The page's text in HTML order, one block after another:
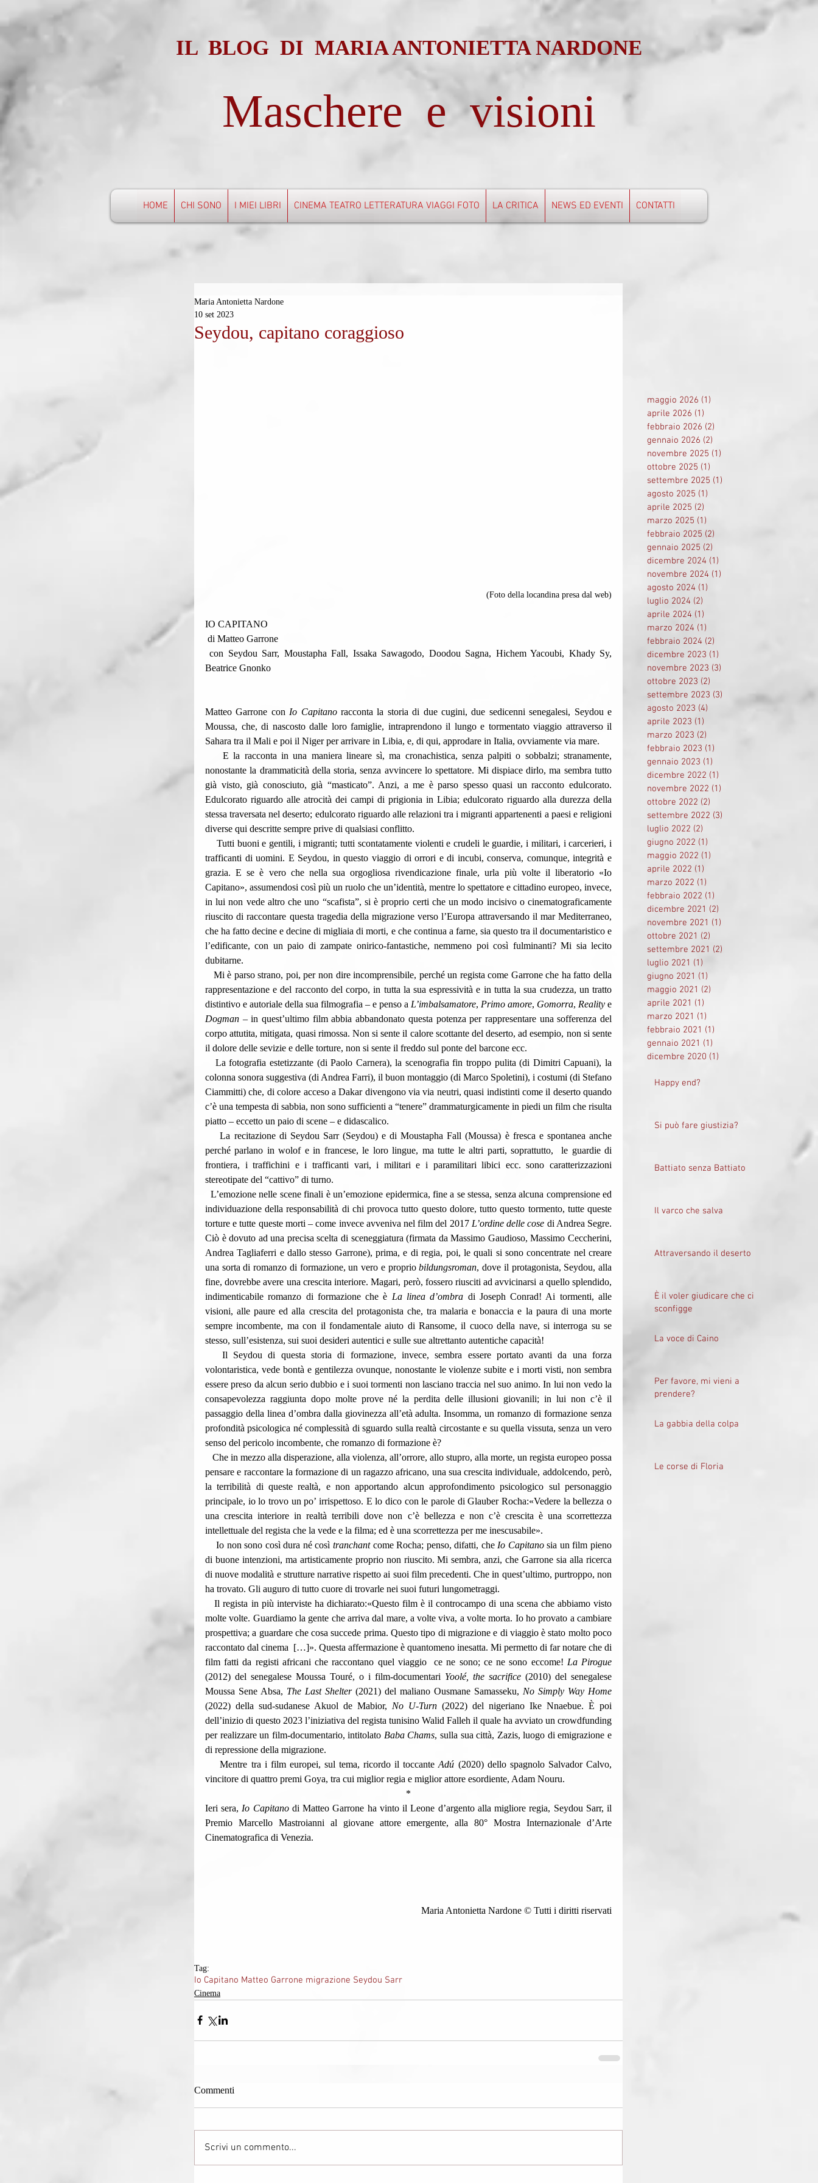
IL BLOG DI MARIA ANTONIETTA NARDONE
Maschere e visioni
HOME CHI SONO I MIEI LIBRI CINEMA TEATRO LETTERATURA VIAGGI FOTO LA CRITICA NEWS ED EVENTI CONTATTI
Seydou, capitano coraggioso
Maria Antonietta Nardone
10 set 2023
(Foto della locandina presa dal web)
IO CAPITANO
di Matteo Garrone
con Seydou Sarr, Moustapha Fall, Issaka Sawagodo, Doodou Sagna, Hichem Yacoubi, Khady Sy,
Beatrice Gnonko
Matteo Garrone con Io Capitano racconta la storia di due cugini, due sedicenni senegalesi, Seydou e
Moussa, che, di nascosto dalle loro famiglie, intraprendono il lungo e tormentato viaggio attraverso il
Sahara tra il Mali e poi il Niger per arrivare in Libia, e, di qui, approdare in Italia, ovviamente via mare.
    E la racconta in una maniera lineare sì, ma cronachistica, senza palpiti o sobbalzi; stranamente,
nonostante la drammaticità della storia, senza avvincere lo spettatore. Mi dispiace dirlo, ma sembra tutto
già visto, già conosciuto, già “masticato”. Anzi, a me è parso spesso quasi un racconto edulcorato.
Edulcorato riguardo alle atrocità dei campi di prigionia in Libia; edulcorato riguardo alla durezza della
stessa traversata nel deserto; edulcorato riguardo alle relazioni tra i migranti appartenenti a paesi e religioni
diverse qui descritte sempre prive di qualsiasi conflitto.
trafficanti di uomini. E Seydou, in questo viaggio di orrori e di incubi, conserva, comunque, integrità e
grazia. E se è vero che nella sua orgogliosa rivendicazione finale, urla più volte il liberatorio «Io
Capitano», assumendosi così più un ruolo che un’identità, mentre lo spettatore e cittadino europeo, invece,
in lui non vede altro che uno “scafista”, si è proprio certi che un modo incisivo o cinematograficamente
riuscito di raccontare questa tragedia della migrazione verso l’Europa attraversando il mar Mediterraneo,
che ha fatto decine e decine di migliaia di morti, e che continua a farne, sia questo tra il documentaristico e
l’edificante, con un paio di zampate onirico-fantastiche, nemmeno poi così fulminanti? Mi sia lecito
dubitarne.
rappresentazione e del racconto del corpo, in tutta la sua espressività e in tutta la sua crudezza, un tratto
distintivo e autoriale della sua filmografia – e penso a L’imbalsamatore, Primo amore, Gomorra, Reality
Dogman – in quest’ultimo film abbia abbandonato questa potenza per rappresentare una sofferenza del
corpo attutita, mitigata, quasi rimossa. Non si sente il calore scottante del deserto, ad esempio, non si sente
il dolore delle sevizie e delle torture, non si sente il freddo sul ponte del barcone ecc.
colonna sonora suggestiva (di Andrea Farri), il buon montaggio (di Marco Spoletini), i costumi (di Stefano
Ciammitti) che, di colore acceso a Dakar divengono via via neutri, quasi indistinti come il deserto quando
c’è una tempesta di sabbia, non sono sufficienti a “tenere” drammaturgicamente in piedi un film che risulta
piatto – eccetto un paio di scene – e didascalico.
    La recitazione di Seydou Sarr (Seydou) e di Moustapha Fall (Moussa) è fresca e spontanea anche
perché parlano in wolof e in francese, le loro lingue, ma tutte le altri parti, soprattutto,  le guardie di
frontiera, i traffichini e i trafficanti vari, i militari e i paramilitari libici ecc. sono caratterizzazioni
stereotipate del “cattivo” di turno.
individuazione della responsabilità di chi provoca tutto questo dolore, tutto questo tormento, tutte queste
torture e tutte queste morti – come invece avveniva nel film del 2017 L’ordine delle cose di Andrea Segre.
Ciò è dovuto ad una precisa scelta di sceneggiatura (firmata da Massimo Gaudioso, Massimo Ceccherini,
Andrea Tagliaferri e dallo stesso Garrone), prima, e di regia, poi, le quali si sono concentrate nel creare
una sorta di romanzo di formazione, un vero e proprio bildungsroman, dove il protagonista, Seydou, alla
fine, dovrebbe avere una crescita interiore. Magari, però, fossero riusciti ad avvicinarsi a quello splendido,
indimenticabile romanzo di formazione che è La linea d’ombra di Joseph Conrad! Ai tormenti, alle
visioni, alle paure ed alla crescita del protagonista che, tra malaria e bonaccia e la paura di una morte
sempre incombente, ma con il fondamentale aiuto di Ransome, il cuoco della nave, si interroga su se
stesso, sull’esistenza, sui suoi desideri autentici e sulle sue altrettanto autentiche capacità!
volontaristica, vede bontà e gentilezza ovunque, nonostante le violenze subite e i morti visti, non sembra
essere preso da alcun serio dubbio e i suoi tormenti non lasciano traccia nel suo animo. In lui non vedo la
consapevolezza raggiunta dopo molte prove né la perdita delle illusioni giovanili; in lui non c’è il
passaggio della linea d’ombra dalla giovinezza all’età adulta. Insomma, un romanzo di formazione senza
profondità psicologica né complessità di sguardo sulla realtà circostante e su quella vissuta, senza un vero
senso del pericolo incombente, che romanzo di formazione è?
pensare e raccontare la formazione di un ragazzo africano, una sua crescita individuale, addolcendo, però,
la terribilità di queste realtà, e non apportando alcun approfondimento psicologico sul personaggio
principale, io lo trovo un po’ irrispettoso. E lo dico con le parole di Glauber Rocha:«Vedere la bellezza o
una crescita interiore in realtà terribili dove non c’è bellezza e non c’è crescita è una scorrettezza
intellettuale del regista che la vede e la filma; ed è una scorrettezza per me inescusabile».
    Io non sono così dura né così
tranchant come Rocha; penso, difatti, che Io Capitano sia un film pieno
di buone intenzioni, ma artisticamente proprio non riuscito. Mi sembra, anzi, che Garrone sia alla ricerca
di nuove modalità e strutture narrative rispetto ai suoi film precedenti. Che in quest’ultimo, purtroppo, non
ha trovato. Gli auguro di tutto cuore di trovarle nei suoi futuri lungometraggi.
   Il regista in più interviste ha dichiarato:«Questo film è il controcampo di una scena che abbiamo visto
molte volte. Guardiamo la gente che arriva dal mare, a volte viva, a volte morta. Io ho provato a cambiare
prospettiva; a guardare che cosa succede prima. Questo tipo di migrazione e di viaggio è stato molto poco
raccontato dal cinema  […]». Questa affermazione è quantomeno inesatta. Mi permetto di far notare che di
film fatti da registi africani che raccontano quel viaggio  ce ne sono; ce ne sono eccome! La Pirogue
(2012) del senegalese Moussa Touré, o i film-documentari Yoolé, the sacrifice (2010) del senegalese
Moussa Sene Absa, The Last Shelter (2021) del maliano Ousmane Samasseku, No Simply Way Home
(2022) della sud-sudanese Akuol de Mabior, No U-Turn (2022) del nigeriano Ike Nnaebue. È poi
dell’inizio di questo 2023 l’iniziativa del regista tunisino Walid Falleh il quale ha avviato un crowdfunding
per realizzare un film-documentario, intitolato Baba Chams, sulla sua città, Zazis, luogo di emigrazione e
di repressione della migrazione.
    Mentre tra i film europei, sul tema, ricordo il toccante
Adú (2020) dello spagnolo Salvador Calvo,
vincitore di quattro premi Goya, tra cui miglior regia e miglior attore esordiente, Adam Nouru.
*
Ieri sera, Io Capitano di Matteo Garrone ha vinto il Leone d’argento alla migliore regia, Seydou Sarr, il
Premio Marcello Mastroianni al giovane attore emergente, alla 80° Mostra Internazionale d’Arte
Cinematografica di Venezia.
Maria Antonietta Nardone © Tutti i diritti riservati
Tag:
Io Capitano Matteo Garrone migrazione Seydou Sarr
Cinema
Commenti
Scrivi un commento...
maggio 2026 (1)
aprile 2026 (1)
febbraio 2026 (2)
gennaio 2026 (2)
novembre 2025 (1)
ottobre 2025 (1)
settembre 2025 (1)
agosto 2025 (1)
aprile 2025 (2)
marzo 2025 (1)
febbraio 2025 (2)
gennaio 2025 (2)
dicembre 2024 (1)
novembre 2024 (1)
agosto 2024 (1)
luglio 2024 (2)
aprile 2024 (1)
marzo 2024 (1)
febbraio 2024 (2)
dicembre 2023 (1)
novembre 2023 (3)
ottobre 2023 (2)
settembre 2023 (3)
agosto 2023 (4)
aprile 2023 (1)
marzo 2023 (2)
febbraio 2023 (1)
gennaio 2023 (1)
dicembre 2022 (1)
novembre 2022 (1)
ottobre 2022 (2)
settembre 2022 (3)
luglio 2022 (2)
giugno 2022 (1)
maggio 2022 (1)
aprile 2022 (1)
marzo 2022 (1)
febbraio 2022 (1)
dicembre 2021 (2)
novembre 2021 (1)
ottobre 2021 (2)
settembre 2021 (2)
luglio 2021 (1)
giugno 2021 (1)
maggio 2021 (2)
aprile 2021 (1)
marzo 2021 (1)
febbraio 2021 (1)
gennaio 2021 (1)
dicembre 2020 (1)
Happy end?
Si può fare giustizia?
Battiato senza Battiato
Il varco che salva
Attraversando il deserto
È il voler giudicare che ci
sconfigge
La voce di Caino
Per favore, mi vieni a
prendere?
La gabbia della colpa
Le corse di Floria